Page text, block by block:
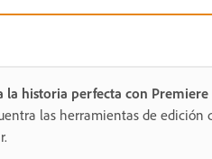
la historia perfecta con Premiere
las herramientas de edición